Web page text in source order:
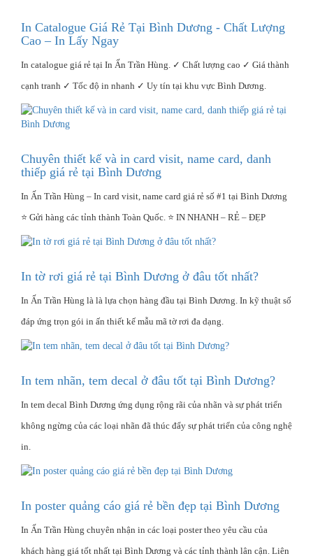
In Catalogue Giá Rẻ Tại Bình Dương - Chất Lượng
Cao – In Lấy Ngay
In catalogue giá rẻ tại In Ấn Trần Hùng. ✓ Chất lượng cao ✓ Giá thành
cạnh tranh ✓ Tốc độ in nhanh ✓ Uy tín tại khu vực Bình Dương.
Chuyên thiết kế và in card visit, name card, danh
thiếp giá rẻ tại Bình Dương
In Ấn Trần Hùng – In card visit, name card giá rẻ số #1 tại Bình Dương
⭐ Gửi hàng các tỉnh thành Toàn Quốc. ⭐ IN NHANH – RẺ – ĐẸP
In tờ rơi giá rẻ tại Bình Dương ở đâu tốt nhất?
In Ấn Trần Hùng là là lựa chọn hàng đầu tại Bình Dương. In kỹ thuật số
đáp ứng trọn gói in ấn thiết kế mẫu mã tờ rơi đa dạng.
In tem nhãn, tem decal ở đâu tốt tại Bình Dương?
In tem decal Bình Dương ứng dụng rộng rãi của nhãn và sự phát triển
không ngừng của các loại nhãn đã thúc đẩy sự phát triển của công nghệ
in.
In poster quảng cáo giá rẻ bền đẹp tại Bình Dương
In Ấn Trần Hùng chuyên nhận in các loại poster theo yêu cầu của
khách hàng giá tốt nhất tại Bình Dương và các tỉnh thành lân cận. Liên